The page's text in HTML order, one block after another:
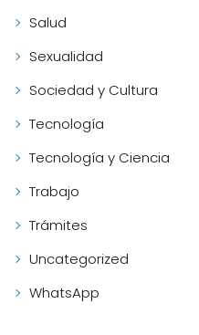
Salud
Sexualidad
Sociedad y Cultura
Tecnología
Tecnología y Ciencia
Trabajo
Trámites
Uncategorized
WhatsApp